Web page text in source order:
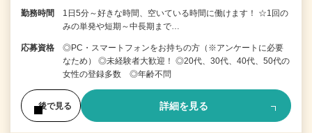
勤務時間
1日5分～好きな時間、空いている時間に働けます！ ☆1回の
みの単発や短期～中長期まで…
応募資格
◎PC・スマートフォンをお持ちの方（※アンケートに必要
なため） ◎未経験者大歓迎！ ◎20代、30代、40代、50代の
女性の登録多数 ◎年齢不問
後で見る 詳細を見る